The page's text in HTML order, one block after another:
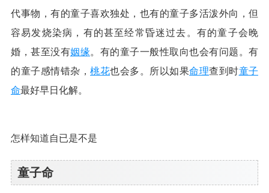
代事物，有的童子喜欢独处，也有的童子多活泼外向，但
容易发烧染病，有的甚至经常昏迷过去。有的童子会晚
婚，甚至没有姻缘。有的童子一般性取向也会有问题。有
的童子感情错杂， 桃花也会多。所以如果命理查到时童子
命最好早日化解。
怎样知道自已是不是
童子命